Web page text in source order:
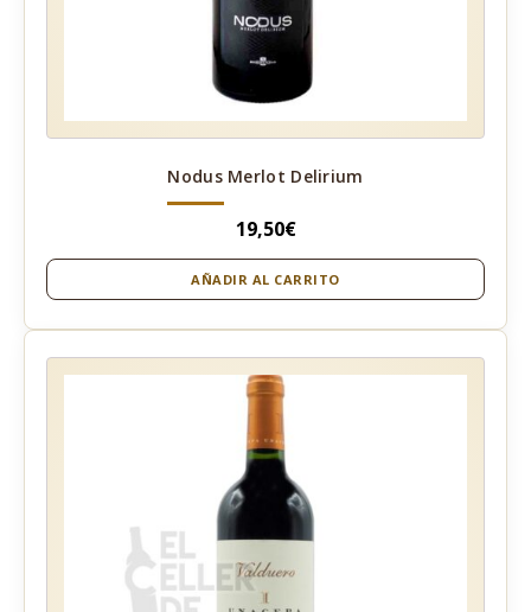
Nodus Merlot Delirium
19,50€
AÑADIR AL CARRITO